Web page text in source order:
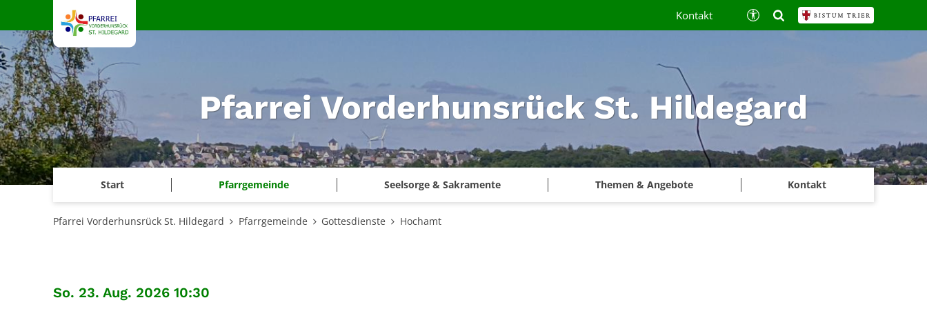
Zum Inhalt springen
Pfarrei Vorderhunsrück St. Hildegard
Start Pfarrgemeinde Seelsorge & Sakramente Themen & Angebote Kontakt
Kontakt
Pfarrei Vorderhunsrück St. Hildegard Pfarrgemeinde Gottesdienste Hochamt
So. 23. Aug. 2026 10:30